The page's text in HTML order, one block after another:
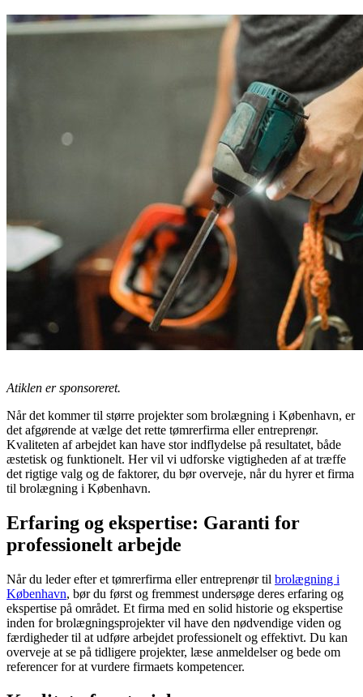
Atiklen er sponsoreret.
Når det kommer til større projekter som brolægning i København, er
det afgørende at vælge det rette tømrerfirma eller entreprenør.
Kvaliteten af arbejdet kan have stor indflydelse på resultatet, både
æstetisk og funktionelt. Her vil vi udforske vigtigheden af at træffe
det rigtige valg og de faktorer, du bør overveje, når du hyrer et firma
til brolægning i København.
Erfaring og ekspertise: Garanti for
professionelt arbejde
Når du leder efter et tømrerfirma eller entreprenør til brolægning i
København, bør du først og fremmest undersøge deres erfaring og
ekspertise på området. Et firma med en solid historie og ekspertise
inden for brolægningsprojekter vil have den nødvendige viden og
færdigheder til at udføre arbejdet professionelt og effektivt. Du kan
overveje at se på tidligere projekter, læse anmeldelser og bede om
referencer for at vurdere firmaets kompetencer.